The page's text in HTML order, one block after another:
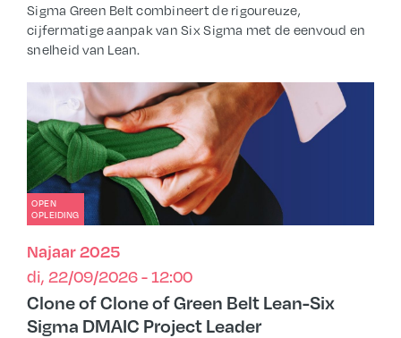
Sigma Green Belt combineert de rigoureuze,
cijfermatige aanpak van Six Sigma met de eenvoud en
snelheid van Lean.
OPEN
OPLEIDING
Najaar 2025
di, 22/09/2026 - 12:00
Clone of Clone of Green Belt Lean-Six
Sigma DMAIC Project Leader